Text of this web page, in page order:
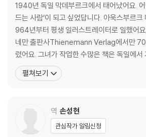
요나
…………217
신약성경
예수의 탄생, 어린 시절, 세례
225
갈릴리의 예수
갈릴리를 떠나시다
예루살렘에 오신 예수님
1940년 독일 막데부르크에서 태어났어요.
드는 사람’이 되고 싶었답니다. 아욱스부르크
964년부터 평생 일러스트레이터로 일했어
네만 출판사Thienemann Verlag에서만 70
렸어요. 그녀가 작업한 수많은 책은 독일에서
을 뿐 아니라, 열다섯 개 외국어로 번역되었
년 ‘아동청소년도서 일러스트레이션 상’을 받
펼쳐보기
역 손성현
관심작가 알림신청